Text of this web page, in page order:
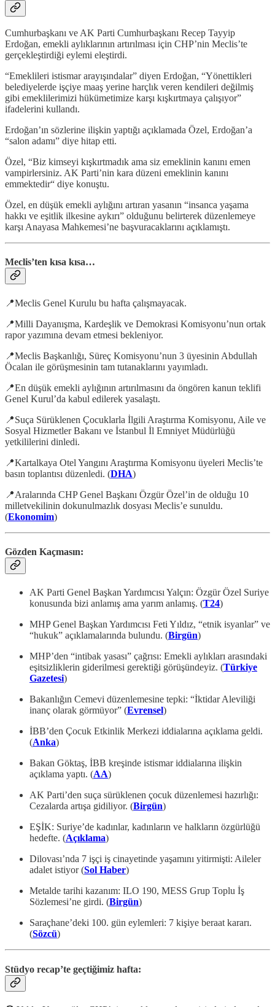
Cumhurbaşkanı ve AK Parti Cumhurbaşkanı Recep Tayyip
Erdoğan, emekli aylıklarının artırılması için CHP’nin Meclis’te
gerçekleştirdiği eylemi eleştirdi.
“Emeklileri istismar arayışındalar” diyen Erdoğan, “Yönettikleri
belediyelerde işçiye maaş yerine harçlık veren kendileri değilmiş
gibi emeklilerimizi hükümetimize karşı kışkırtmaya çalışıyor”
ifadelerini kullandı.
Erdoğan’ın sözlerine ilişkin yaptığı açıklamada Özel, Erdoğan’a
“salon adamı” diye hitap etti.
Özel, “Biz kimseyi kışkırtmadık ama siz emeklinin kanını emen
vampirlersiniz. AK Parti’nin kara düzeni emeklinin kanını
emmektedir“ diye konuştu.
Özel, en düşük emekli aylığını artıran yasanın “insanca yaşama
hakkı ve eşitlik ilkesine aykırı” olduğunu belirterek düzenlemeye
karşı Anayasa Mahkemesi’ne başvuracaklarını açıklamıştı.
Meclis’ten kısa kısa…
📍Meclis Genel Kurulu bu hafta çalışmayacak.
📍Milli Dayanışma, Kardeşlik ve Demokrasi Komisyonu’nun ortak
rapor yazımına devam etmesi bekleniyor.
📍Meclis Başkanlığı, Süreç Komisyonu’nun 3 üyesinin Abdullah
Öcalan ile görüşmesinin tam tutanaklarını yayımladı.
📍En düşük emekli aylığının artırılmasını da öngören kanun teklifi
Genel Kurul’da kabul edilerek yasalaştı.
📍Suça Sürüklenen Çocuklarla İlgili Araştırma Komisyonu, Aile ve
Sosyal Hizmetler Bakanı ve İstanbul İl Emniyet Müdürlüğü
yetkililerini dinledi.
📍Kartalkaya Otel Yangını Araştırma Komisyonu üyeleri Meclis’te
basın toplantısı düzenledi. (DHA)
📍Aralarında CHP Genel Başkanı Özgür Özel’in de olduğu 10
milletvekilinin dokunulmazlık dosyası Meclis’e sunuldu.
(Ekonomim)
Gözden Kaçmasın:
AK Parti Genel Başkan Yardımcısı Yalçın: Özgür Özel Suriye
konusunda bizi anlamış ama yarım anlamış. (T24)
MHP Genel Başkan Yardımcısı Feti Yıldız, “etnik isyanlar” ve
“hukuk” açıklamalarında bulundu. (Birgün)
MHP’den “intibak yasası” çağrısı: Emekli aylıkları arasındaki
eşitsizliklerin giderilmesi gerektiği görüşündeyiz. (Türkiye
Gazetesi)
Bakanlığın Cemevi düzenlemesine tepki: “İktidar Aleviliği
inanç olarak görmüyor” (Evrensel)
İBB’den Çocuk Etkinlik Merkezi iddialarına açıklama geldi.
(Anka)
Bakan Göktaş, İBB kreşinde istismar iddialarına ilişkin
açıklama yaptı. (AA)
AK Parti’den suça sürüklenen çocuk düzenlemesi hazırlığı:
Cezalarda artışa gidiliyor. (Birgün)
EŞİK: Suriye’de kadınlar, kadınların ve halkların özgürlüğü
hedefte. (Açıklama)
Dilovası’nda 7 işçi iş cinayetinde yaşamını yitirmişti: Aileler
adalet istiyor (Sol Haber)
Metalde tarihi kazanım: ILO 190, MESS Grup Toplu İş
Sözlemesi’ne girdi. (Birgün)
Saraçhane’deki 100. gün eylemleri: 7 kişiye beraat kararı.
(Sözcü)
Stüdyo recap’te geçtiğimiz hafta: